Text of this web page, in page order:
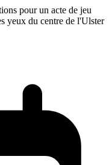
pour un acte de jeu
yeux du centre de l'Ulster